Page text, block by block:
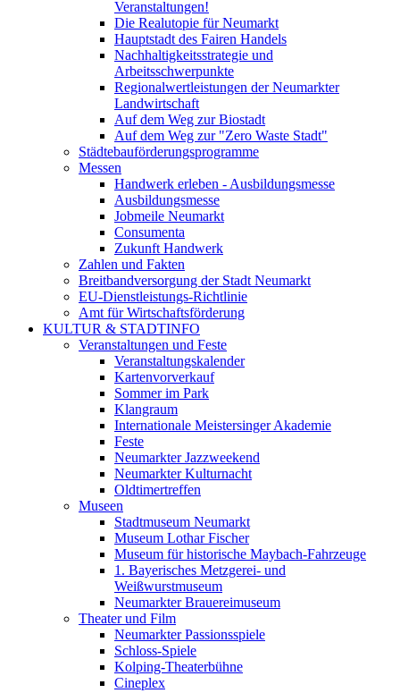
Veranstaltungen!
Die Realutopie für Neumarkt
Hauptstadt des Fairen Handels
Nachhaltigkeitsstrategie und
Arbeitsschwerpunkte
Regionalwertleistungen der Neumarkter
Landwirtschaft
Auf dem Weg zur Biostadt
Auf dem Weg zur "Zero Waste Stadt"
Städtebauförderungsprogramme
Messen
Handwerk erleben - Ausbildungsmesse
Ausbildungsmesse
Jobmeile Neumarkt
Consumenta
Zukunft Handwerk
Zahlen und Fakten
Breitbandversorgung der Stadt Neumarkt
EU-Dienstleistungs-Richtlinie
Amt für Wirtschaftsförderung
KULTUR & STADTINFO
Veranstaltungen und Feste
Veranstaltungskalender
Kartenvorverkauf
Sommer im Park
Klangraum
Internationale Meistersinger Akademie
Feste
Neumarkter Jazzweekend
Neumarkter Kulturnacht
Oldtimertreffen
Museen
Stadtmuseum Neumarkt
Museum Lothar Fischer
Museum für historische Maybach-Fahrzeuge
1. Bayerisches Metzgerei- und
Weißwurstmuseum
Neumarkter Brauereimuseum
Theater und Film
Neumarkter Passionsspiele
Schloss-Spiele
Kolping-Theaterbühne
Cineplex